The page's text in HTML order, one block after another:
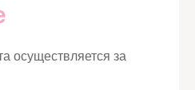
осуществляется за